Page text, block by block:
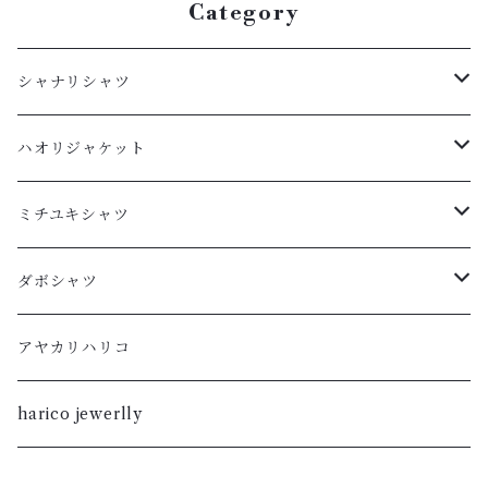
Category
シャナリシャツ
長袖
XL
L
半袖
XL
L
ハオリジャケット
L
M
S
ミチユキシャツ
L
M
S
ダボシャツ
柿渋
XL
暮染
アヤカリハリコ
harico jewerlly